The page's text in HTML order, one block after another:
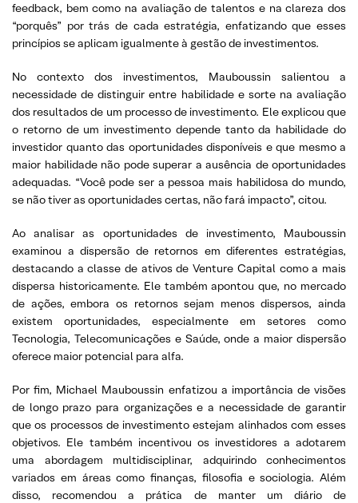
feedback, bem como na avaliação de talentos e na clareza dos
“porquês” por trás de cada estratégia, enfatizando que esses
princípios se aplicam igualmente à gestão de investimentos.
No contexto dos investimentos, Mauboussin salientou a
necessidade de distinguir entre habilidade e sorte na avaliação
dos resultados de um processo de investimento. Ele explicou que
o retorno de um investimento depende tanto da habilidade do
investidor quanto das oportunidades disponíveis e que mesmo a
maior habilidade não pode superar a ausência de oportunidades
adequadas. “Você pode ser a pessoa mais habilidosa do mundo,
se não tiver as oportunidades certas, não fará impacto”, citou.
Ao analisar as oportunidades de investimento, Mauboussin
examinou a dispersão de retornos em diferentes estratégias,
destacando a classe de ativos de Venture Capital como a mais
dispersa historicamente. Ele também apontou que, no mercado
de ações, embora os retornos sejam menos dispersos, ainda
existem oportunidades, especialmente em setores como
Tecnologia, Telecomunicações e Saúde, onde a maior dispersão
oferece maior potencial para alfa.
Por fim, Michael Mauboussin enfatizou a importância de visões
de longo prazo para organizações e a necessidade de garantir
que os processos de investimento estejam alinhados com esses
objetivos. Ele também incentivou os investidores a adotarem
uma abordagem multidisciplinar, adquirindo conhecimentos
variados em áreas como finanças, filosofia e sociologia. Além
disso, recomendou a prática de manter um diário de